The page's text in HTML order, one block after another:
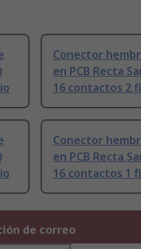
Conector
en PCB Recta
16 contactos 2
Conector
en PCB Recta
16 contactos 1
de correo